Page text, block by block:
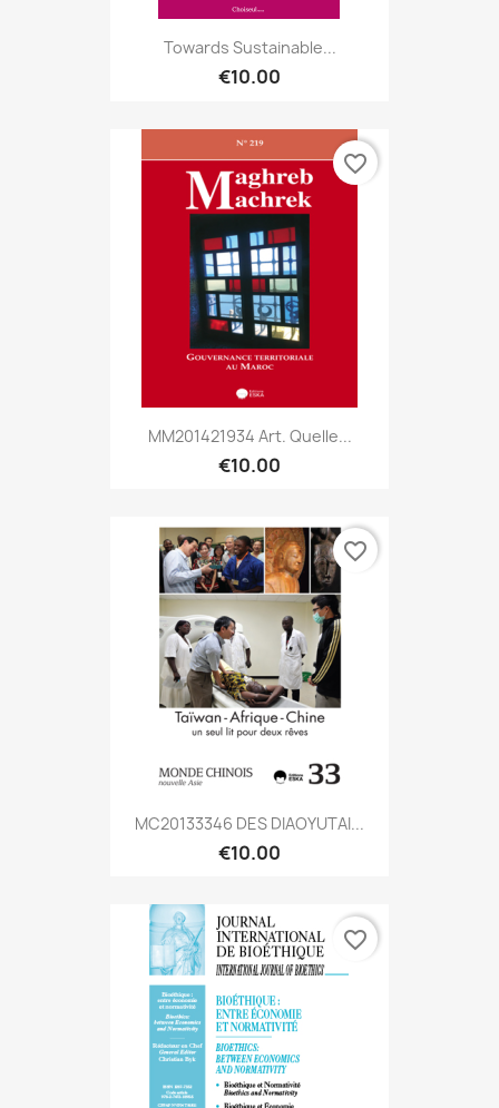
Towards Sustainable...
€10.00
MM201421934 Art. Quelle...
€10.00
favorite_border
MC20133346 DES DIAOYUTAI...
€10.00
favorite_border
favorite_border